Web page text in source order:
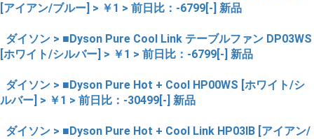
[アイアン/ブルー] > ￥1 > 前日比：-6799[-] 新品
ダイソン > ■Dyson Pure Cool Link テーブルファン DP03WS
[ホワイト/シルバー] > ￥1 > 前日比：-6799[-] 新品
ダイソン > ■Dyson Pure Hot + Cool HP00WS [ホワイト/シ
ルバー] > ￥1 > 前日比：-30499[-] 新品
ダイソン > ■Dyson Pure Hot + Cool Link HP03IB [アイアン/